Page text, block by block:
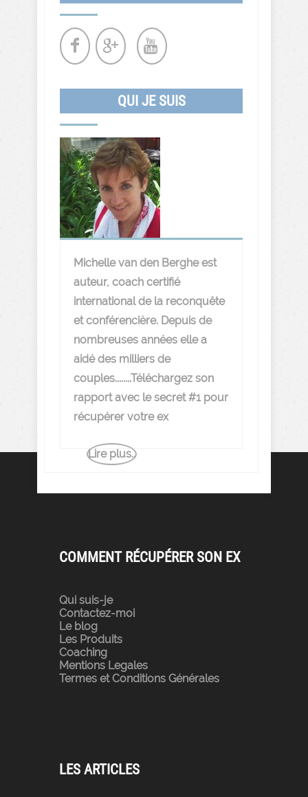
QUI JE SUIS
Michelle van den Berghe est
auteur, coach certifié
international de la reconquête
et conférencière. Depuis de
nombreuses années elle a
aidé des milliers de
couples........Téléchargez son
rapport avec le secret #1 pour
récupérer votre ex
Lire plus..
COMMENT RÉCUPÉRER SON EX
Qui suis-je
Contactez-moi
Le blog
Les Produits
Coaching
Mentions Legales
Termes et Conditions Générales
LES ARTICLES